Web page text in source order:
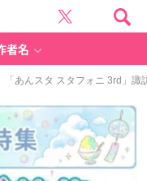
者名
「あんスタ スタフォニ 3rd」諏